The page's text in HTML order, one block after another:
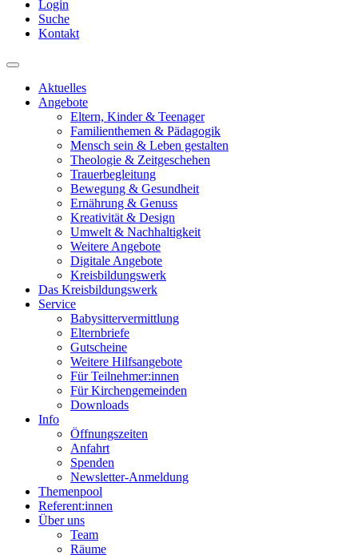
Login
Suche
Kontakt
Aktuelles
Angebote
Eltern, Kinder & Teenager
Familienthemen & Pädagogik
Mensch sein & Leben gestalten
Theologie & Zeitgeschehen
Trauerbegleitung
Bewegung & Gesundheit
Ernährung & Genuss
Kreativität & Design
Umwelt & Nachhaltigkeit
Weitere Angebote
Digitale Angebote
Kreisbildungswerk
Das Kreisbildungswerk
Service
Babysittervermittlung
Elternbriefe
Gutscheine
Weitere Hilfsangebote
Für Teilnehmer:innen
Für Kirchengemeinden
Downloads
Info
Öffnungszeiten
Anfahrt
Spenden
Newsletter-Anmeldung
Themenpool
Referent:innen
Über uns
Team
Räume